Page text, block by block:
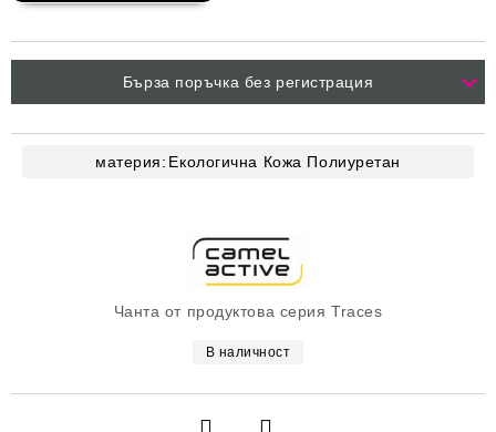
Чанта от продуктова серия Traces
В наличност
Бърза поръчка без регистрация
материя: Екологична Кожа Полиуретан